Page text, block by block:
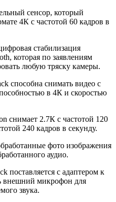
сенсор, который
4К с частотой 60 кадров в
стабилизация
которая по заявлениям
любую тряску камеры.
способна снимать видео с
в 4К и скоростью
снимает 2.7К с частотой 120
240 кадров в секунду.
фото изображения
аудио.
поставляется с адаптером к
внешний микрофон для
звука.